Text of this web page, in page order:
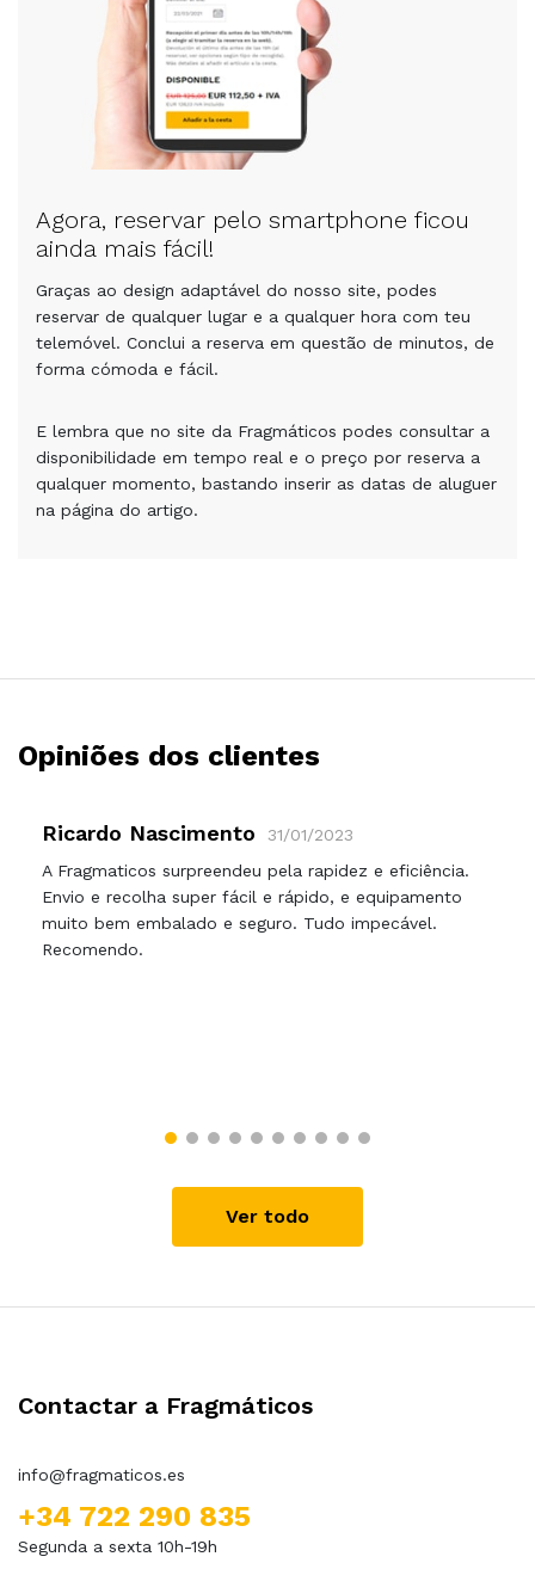
Agora, reservar pelo smartphone ficou
ainda mais fácil!
Graças ao design adaptável do nosso site, podes
reservar de qualquer lugar e a qualquer hora com teu
telemóvel. Conclui a reserva em questão de minutos, de
forma cómoda e fácil.
E lembra que no site da Fragmáticos podes consultar a
disponibilidade em tempo real e o preço por reserva a
qualquer momento, bastando inserir as datas de aluguer
na página do artigo.
Opiniões dos clientes
Ricardo Nascimento
31/01/2023
A Fragmaticos surpreendeu pela rapidez e eficiência.
Envio e recolha super fácil e rápido, e equipamento
muito bem embalado e seguro. Tudo impecável.
Recomendo.
Ver todo
Contactar a Fragmáticos
info@fragmaticos.es
+34 722 290 835
Segunda a sexta 10h-19h